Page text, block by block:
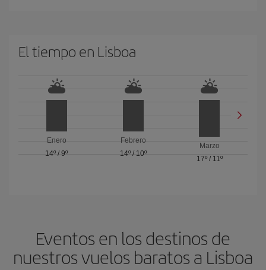
El tiempo en Lisboa
Enero
14º /9º
Febrero
14º/ 10º
Marzo
17º/ 11º
Eventos en los destinos de
nuestros vuelos baratos a Lisboa